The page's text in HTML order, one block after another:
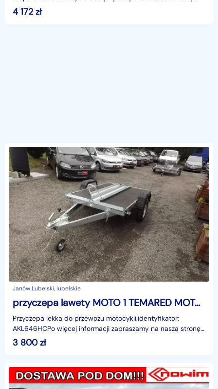
najazdową chowaną pod powierzchnią transportową
4 172zł
Janów Lubelski, lubelskie
przyczepa lawety MOTO 1 TEMARED MOTO 1 przyczepa lawety TEMARED MOTO 1
Przyczepa lekka do przewozu motocykli.identyfikator:
AKL646HCPo więcej informacji zapraszamy na naszą stronę
internetową eurocarjanowlubelski.pl
3 800zł